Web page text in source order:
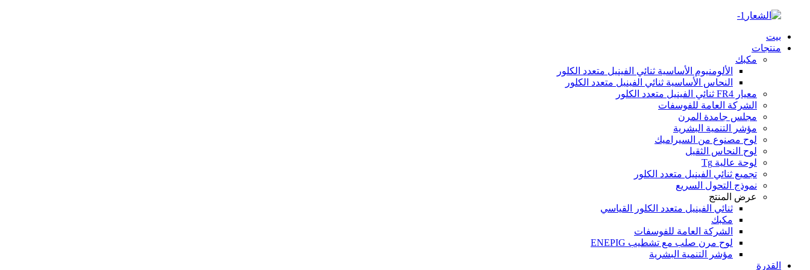
بيت
منتجات
مكبك
الألومنيوم الأساسية ثنائي الفينيل متعدد الكلور
النحاس الأساسية ثنائي الفينيل متعدد الكلور
معيار FR4 ثنائي الفينيل متعدد الكلور
الشركة العامة للفوسفات
مجلس جامدة المرن
مؤشر التنمية البشرية
لوح مصنوع من السيراميك
لوح النحاس الثقيل
لوحة عالية Tg
تجميع ثنائي الفينيل متعدد الكلور
نموذج التحول السريع
عرض المنتج
ثنائي الفينيل متعدد الكلور القياسي
مكبك
الشركة العامة للفوسفات
لوح مرن صلب مع تشطيب ENEPIG
مؤشر التنمية البشرية
القدرة